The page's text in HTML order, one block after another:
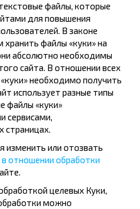
Купить
Купить
файлы, которые
для повышения
В законе
файлы «куки» на
абсолютно необходимы
сайта. В отношении всех
необходимо получить
использует разные типы
файлы «куки»
сервисами,
страницах.
или отозвать
отношении обработки
целевых Куки,
можно